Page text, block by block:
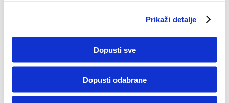
Prikaži detalje
Dopusti sve
Dopusti odabrane
se vrlo intenzivna žutica zeleno-smećkastog obojenja.
: ako se ne poduzme kirurški zahvat, obično
nastupa smrt u nekoliko tjedana ili mjeseci.
Pridruženi simptomi: značajan gubitak težine i organsko
propadanje; gotovo potpuna inapetencija (gadljivost na
hranu, nedostatak volje za jelom);mučninai katkad